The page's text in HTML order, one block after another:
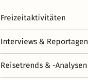
Freizeitaktivitäten
Interviews & Reportagen
Reisetrends & -Analysen